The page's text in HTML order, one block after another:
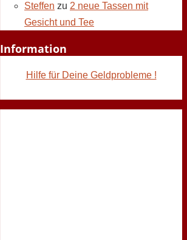
Steffen zu 2 neue Tassen mit
Gesicht und Tee
Information
Hilfe für Deine Geldprobleme !